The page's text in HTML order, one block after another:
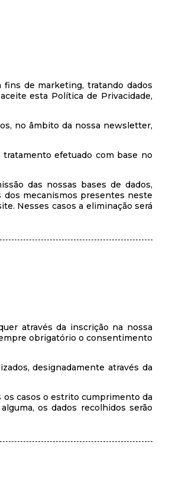
de marketing, tratando dados
esta Política de Privacidade,
no âmbito da nossa newsletter,
efetuado com base no
das nossas bases de dados,
dos mecanismos presentes neste
Nesses casos a eliminação será
através da inscrição na nossa
obrigatório o consentimento
designadamente através da
os casos o estrito cumprimento da
os dados recolhidos serão